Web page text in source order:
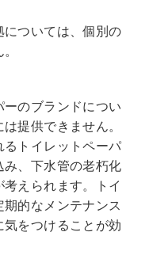
ついては、個別の
のブランドについ
提供できません。
るトイレットペーパ
、下水管の老朽化
えられます。トイ
的なメンテナンス
をつけることが効